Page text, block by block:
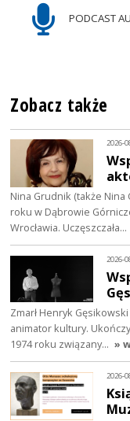
PODCAST
Zobacz także
2026-
Nina Grudnik (także Nina
roku w Dąbrowie
Wrocławia. Uczęszczała…
2026-
Zmarł Henryk
animator kultury.
1974 roku związany… »
2026-